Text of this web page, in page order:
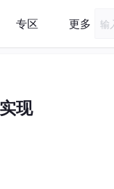
专区 更多
现